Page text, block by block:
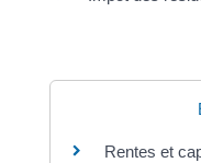
Rentes et